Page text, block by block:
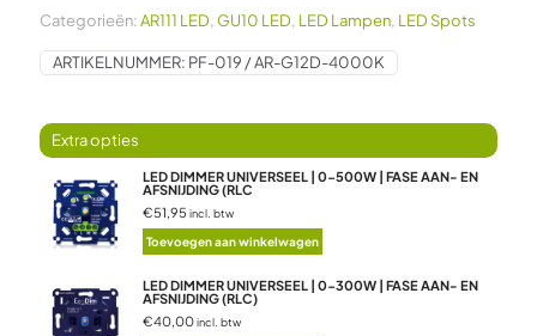
Categorieën:AR111 LED, GU10 LED, LED Lampen, LED Spots
ARTIKELNUMMER: PF-019 / AR-G12D-4000K
LED DIMMER UNIVERSEEL | 0-500W | FASE AAN- EN
AFSNIJDING (RLC
€51,95incl. btw
Toevoegen aan winkelwagen
LED DIMMER UNIVERSEEL | 0-300W | FASE AAN- EN
AFSNIJDING (RLC)
€40,00incl. btw